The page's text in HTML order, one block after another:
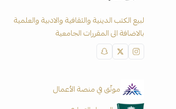
لبيع الكتب الدينية والثقافية والادبية والعلمية
بالاضافة الى المقررات الجامعية
موثّق في منصة الأعمال